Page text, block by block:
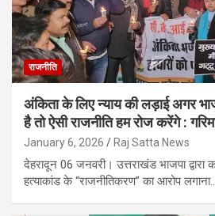
राजनीति
अंकिता के लिए न्याय की लड़ाई अगर
है तो ऐसी राजनीति हम रोज करेंगे :
January 6, 2026 Raj Satta News
देहरादून 06 जनवरी। उत्तराखंड भाजपा द्वारा
हत्याकांड के “राजनीतिकरण” का आरोप लगाना…